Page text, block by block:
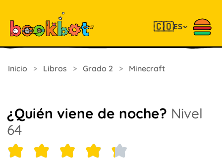
🇨🇴ES
Inicio > Libros > Grado 2 > Minecraft
¿Quién viene de noche? Nivel
64